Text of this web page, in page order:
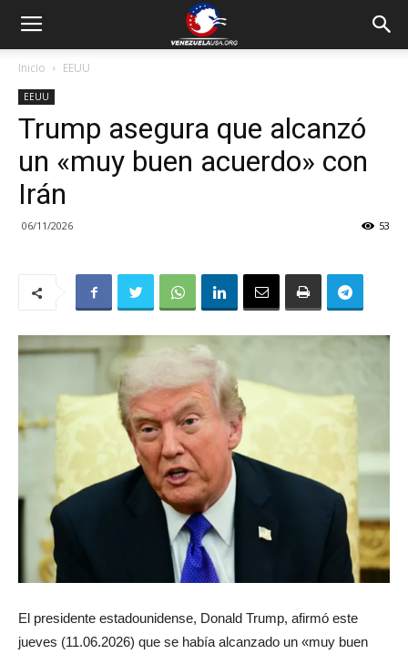
Inicio EEUU
EEUU
Trump asegura que alcanzó
un «muy buen acuerdo» con
Irán
06/11/2026 53
El presidente estadounidense, Donald Trump, afirmó este
jueves (11.06.2026) que se había alcanzado un «muy buen